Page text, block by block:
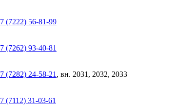
7 (7222) 56-81-99
7 (7262) 93-40-81
7 (7282) 24-58-21 , вн. 2031, 2032, 2033
7 (7112) 31-03-61